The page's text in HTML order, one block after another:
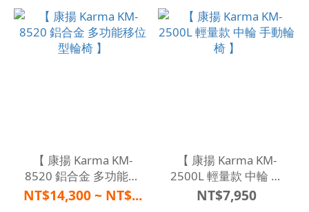
【 康揚 Karma KM-
8520 鋁合金 多功能移
位型輪椅 】
NT$14,300 ~ NT$...
【 康揚 Karma KM-
2500L 輕量款 中輪 手
動輪椅 】
NT$7,950